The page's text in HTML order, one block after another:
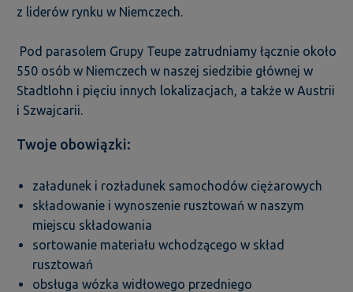
z liderów rynku w Niemczech.
Pod parasolem Grupy Teupe zatrudniamy łącznie około
550 osób w Niemczech w naszej siedzibie głównej w
Stadtlohn i pięciu innych lokalizacjach, a także w Austrii
i Szwajcarii.
Twoje obowiązki:
załadunek i rozładunek samochodów ciężarowych
składowanie i wynoszenie rusztowań w naszym
miejscu składowania
sortowanie materiału wchodzącego w skład
rusztowań
obsługa wózka widłowego przedniego